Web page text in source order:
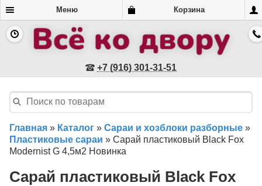
Меню Корзина
+7 (916) 301-31-51
Главная » Каталог » Сараи и хозблоки разборные »
Пластиковые сараи » Сарай пластиковый Black Fox
Modernist G 4,5м2 Новинка
Сарай пластиковый Black Fox
Документы подтверждающие покупку
Телефон: +7 (916) 301-31-51
Магазин " Все ко двору". Работаем с 09:00 до 19:00 без обеда и
выходных. Доставка круглосуточно.
Мобильная версия | Полная версия
ВСЁ КО ДВОРУ © 2026
Закрыть